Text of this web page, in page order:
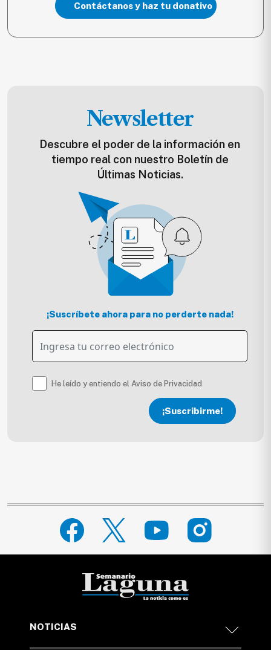
Contáctanos y haz tu donativo
Newsletter
Descubre el poder de la información en
tiempo real con nuestro Boletín de
Últimas Noticias.
¡Suscríbete ahora para no perderte nada!
He leído y entiendo el Aviso de Privacidad
¡Suscribirme!
NOTICIAS